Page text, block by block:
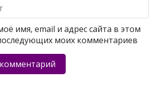
имя, email и адрес сайта в этом
моих комментариев